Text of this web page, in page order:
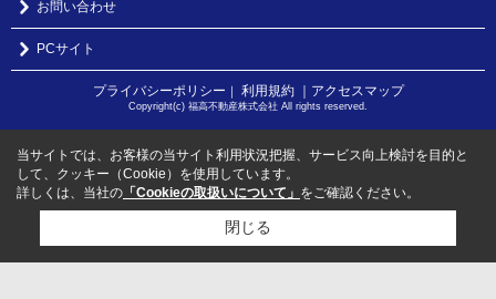
お問い合わせ
PCサイト
プライバシーポリシー ｜ 利用規約 ｜アクセスマップ
Copyright(c) 福高不動産株式会社 All rights reserved.
当サイトでは、お客様の当サイト利用状況把握、サービス向上検討を目的と
して、クッキー（Cookie）を使用しています。
詳しくは、当社の 「Cookieの取扱いについて」 をご確認ください。
閉じる